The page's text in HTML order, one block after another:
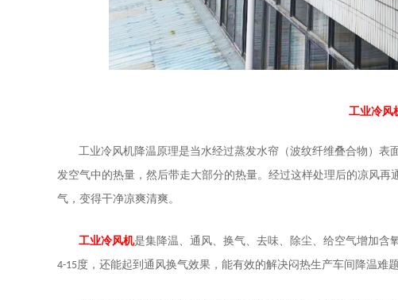
工业冷风
工业冷风机降温原理是当水经过蒸发水帘（波纹纤维叠合物 ）表
发空气中的热量，然后带走大部分的热量。经过这样处理后的凉风
气，变得干净凉爽清爽。
工业冷风机是集降温、通风、换气、去味、除尘、给空气增加含
4-15度，还能起到通风换气效果，能有效的解决闷热生产车间降温难题